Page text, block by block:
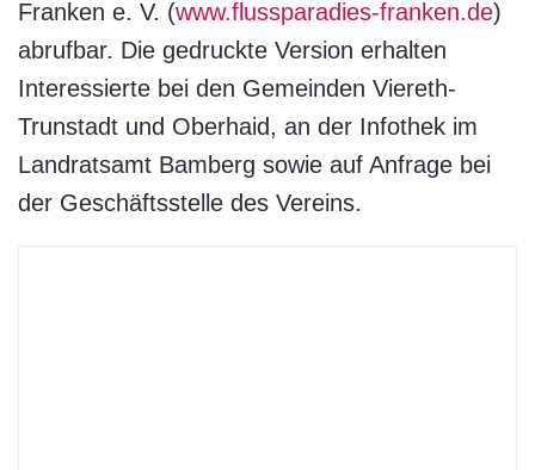
Franken e. V. (www.flussparadies-franken.de)
abrufbar. Die gedruckte Version erhalten
Interessierte bei den Gemeinden Viereth-
Trunstadt und Oberhaid, an der Infothek im
Landratsamt Bamberg sowie auf Anfrage bei
der Geschäftsstelle des Vereins.